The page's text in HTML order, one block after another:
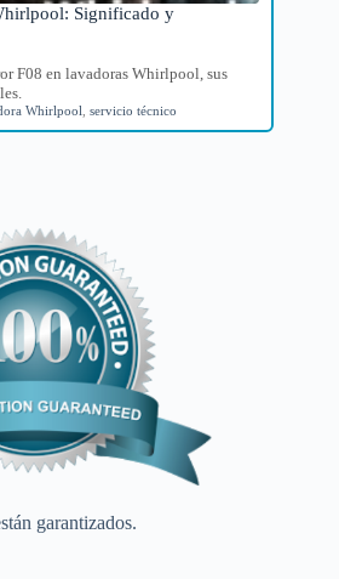
Significado y
F08 en lavadoras Whirlpool, sus
Whirlpool servicio técnico
garantizados.